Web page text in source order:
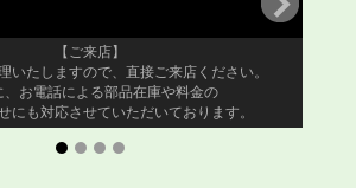
【ご来店】
いたしますので、直接ご来店ください。
、お電話による部品在庫や料金の
にも対応させていただいております。